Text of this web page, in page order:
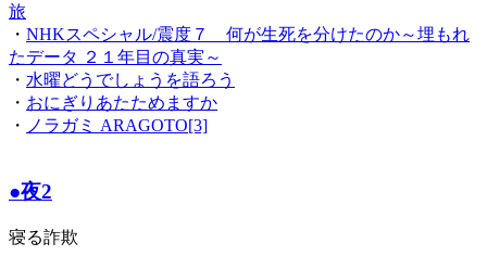
旅
・ NHKスペシャル/震度７ 何が生死を分けたのか～埋もれ
たデータ ２１年目の真実～
・ 水曜どうでしょうを語ろう
・ おにぎりあたためますか
・ ノラガミ ARAGOTO[3]
●夜2
寝る詐欺